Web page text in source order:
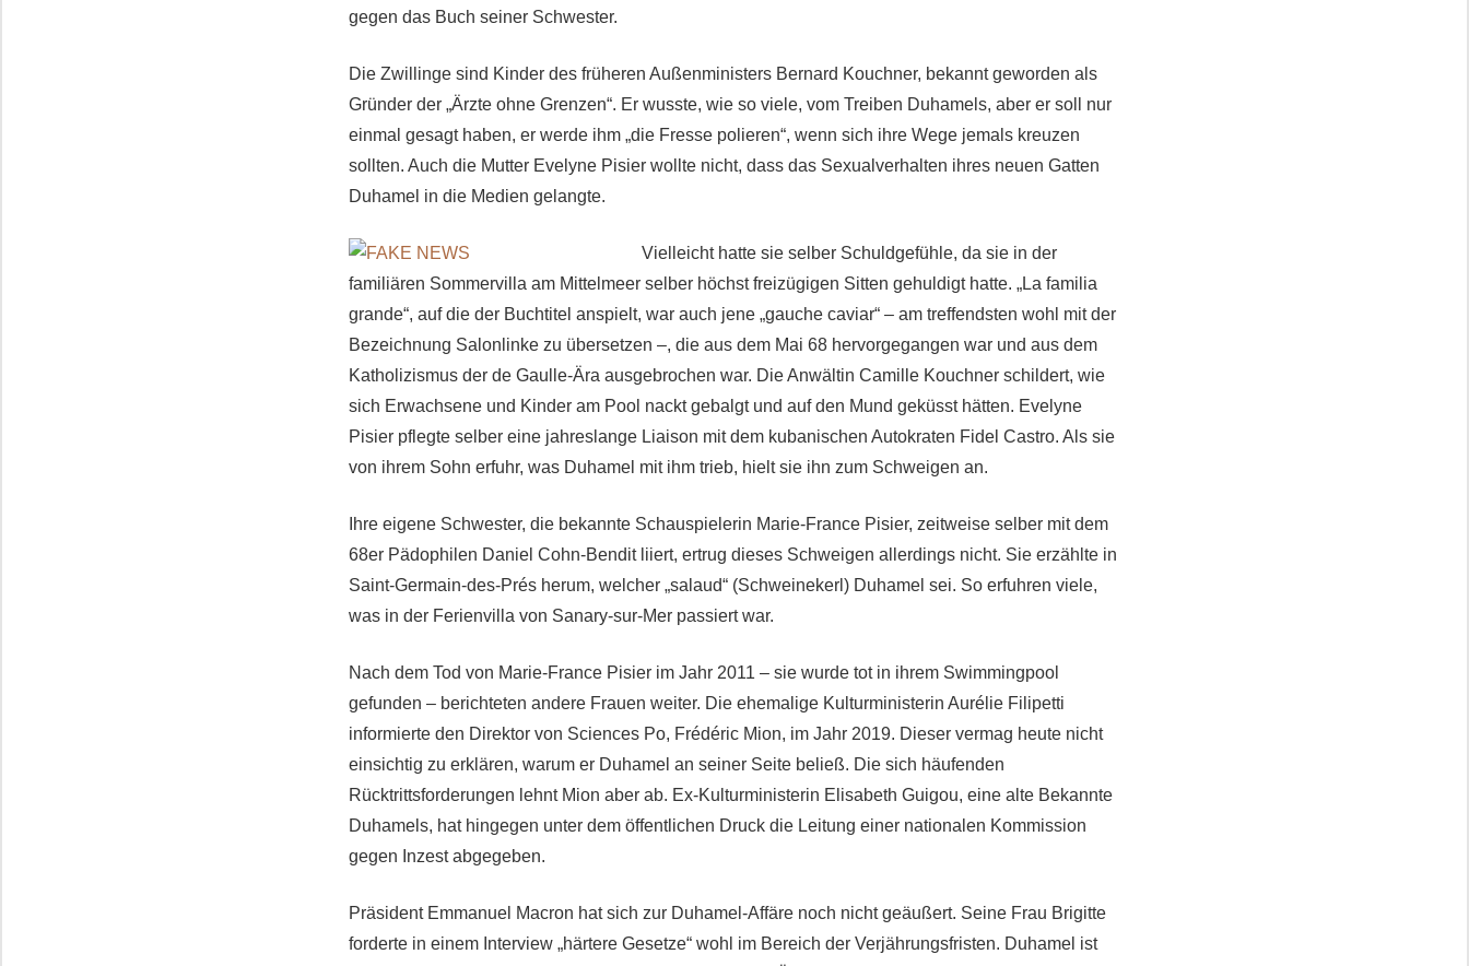
gegen das Buch seiner Schwester.
Die Zwillinge sind Kinder des früheren Außenministers Bernard Kouchner, bekannt geworden als
Gründer der „Ärzte ohne Grenzen“. Er wusste, wie so viele, vom Treiben Duhamels, aber er soll nur
einmal gesagt haben, er werde ihm „die Fresse polieren“, wenn sich ihre Wege jemals kreuzen
sollten. Auch die Mutter Evelyne Pisier wollte nicht, dass das Sexualverhalten ihres neuen Gatten
Duhamel in die Medien gelangte.
Vielleicht hatte sie selber Schuldgefühle, da sie in der
familiären Sommervilla am Mittelmeer selber höchst freizügigen Sitten gehuldigt hatte. „La familia
grande“, auf die der Buchtitel anspielt, war auch jene „gauche caviar“ – am treffendsten wohl mit der
Bezeichnung Salonlinke zu übersetzen –, die aus dem Mai 68 hervorgegangen war und aus dem
Katholizismus der de Gaulle-Ära ausgebrochen war. Die Anwältin Camille Kouchner schildert, wie
sich Erwachsene und Kinder am Pool nackt gebalgt und auf den Mund geküsst hätten. Evelyne
Pisier pflegte selber eine jahreslange Liaison mit dem kubanischen Autokraten Fidel Castro. Als sie
von ihrem Sohn erfuhr, was Duhamel mit ihm trieb, hielt sie ihn zum Schweigen an.
Ihre eigene Schwester, die bekannte Schauspielerin Marie-France Pisier, zeitweise selber mit dem
68er Pädophilen Daniel Cohn-Bendit liiert, ertrug dieses Schweigen allerdings nicht. Sie erzählte in
Saint-Germain-des-Prés herum, welcher „salaud“ (Schweinekerl) Duhamel sei. So erfuhren viele,
was in der Ferienvilla von Sanary-sur-Mer passiert war.
Nach dem Tod von Marie-France Pisier im Jahr 2011 – sie wurde tot in ihrem Swimmingpool
gefunden – berichteten andere Frauen weiter. Die ehemalige Kulturministerin Aurélie Filipetti
informierte den Direktor von Sciences Po, Frédéric Mion, im Jahr 2019. Dieser vermag heute nicht
einsichtig zu erklären, warum er Duhamel an seiner Seite beließ. Die sich häufenden
Rücktrittsforderungen lehnt Mion aber ab. Ex-Kulturministerin Elisabeth Guigou, eine alte Bekannte
Duhamels, hat hingegen unter dem öffentlichen Druck die Leitung einer nationalen Kommission
gegen Inzest abgegeben.
Präsident Emmanuel Macron hat sich zur Duhamel-Affäre noch nicht geäußert. Seine Frau Brigitte
forderte in einem Interview „härtere Gesetze“ wohl im Bereich der Verjährungsfristen. Duhamel ist